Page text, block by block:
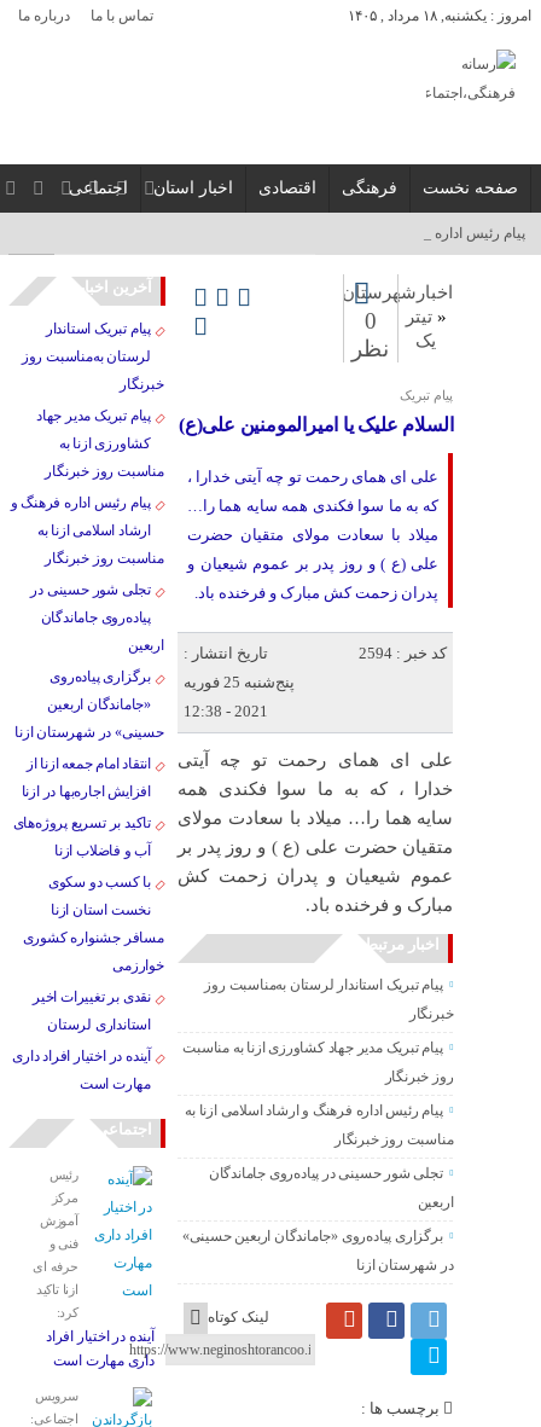
امروز : یکشنبه, ۱۸ مرداد , ۱۴۰۵ تماس با ما درباره ما
صفحه نخست فرهنگی اقتصادی اخبار استان اجتماعی
پیام رئیس اداره فرهنگ _
اخبارشهرستان
« تیتر
یک
0
نظر
پیام تبریک
السلام علیک یا امیرالمومنین علی(ع)
علی ای همای رحمت تو چه آیتی خدارا ،
که به ما سوا فکندی همه سایه هما را…
میلاد با سعادت مولای متقیان حضرت
علی (ع ) و روز پدر بر عموم شیعیان و
پدران زحمت کش مبارک و فرخنده باد.
کد خبر : 2594
تاریخ انتشار :
پنج‌شنبه 25 فوریه
2021 - 12:38
علی ای همای رحمت تو چه آیتی
خدارا ، که به ما سوا فکندی همه
سایه هما را… میلاد با سعادت مولای
متقیان حضرت علی (ع ) و روز پدر بر
عموم شیعیان و پدران زحمت کش
مبارک و فرخنده باد.
اخبار مرتبط
پیام تبریک استاندار لرستان به‌مناسبت روز
خبرنگار
پیام تبریک مدیر جهاد کشاورزی ازنا به مناسبت
روز خبرنگار
پیام رئیس اداره فرهنگ و ارشاد اسلامی ازنا به
مناسبت روز خبرنگار
تجلی شور حسینی در پیاده‌روی جاماندگان
اربعین
برگزاری پیاده‌روی «جاماندگان اربعین حسینی»
در شهرستان ازنا
لینک کوتاه
برچسب ها :
آخرین اخبار
پیام تبریک استاندار
لرستان به‌مناسبت روز
خبرنگار
پیام تبریک مدیر جهاد
کشاورزی ازنا به
مناسبت روز خبرنگار
پیام رئیس اداره فرهنگ و
ارشاد اسلامی ازنا به
مناسبت روز خبرنگار
تجلی شور حسینی در
پیاده‌روی جاماندگان
اربعین
برگزاری پیاده‌روی
«جاماندگان اربعین
حسینی» در شهرستان ازنا
انتقاد امام جمعه ازنا از
افزایش اجاره‌بها در ازنا
تاکید بر تسریع پروژه‌های
آب و فاضلاب ازنا
با کسب دو سکوی
نخست استان ازنا
مسافر جشنواره کشوری
خوارزمی
نقدی بر تغییرات اخیر
استانداری لرستان
آینده در اختیار افراد داری
مهارت است
اجتماعی
رئیس
مرکز
آموزش
فنی و
حرفه ای
ازنا تاکید
کرد:
آینده در اختیار افراد
داری مهارت است
سرویس
اجتماعی: